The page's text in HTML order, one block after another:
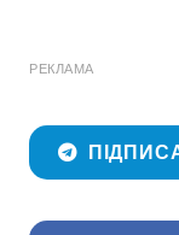
РЕКЛАМА